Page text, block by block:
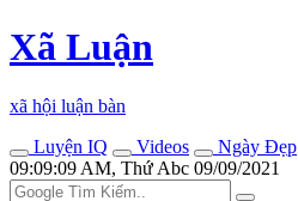
Xã Luận
xã hội luận bàn
Luyện IQ
Videos
Ngày Đẹp
09:09:09 AM, Thứ Abc 09/09/2021